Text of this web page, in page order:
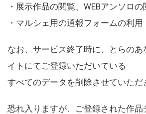
・展示作品の閲覧、WEBアンソロの
・マルシェ用の通報フォームの利用
なお、サービス終了時に、とらのあ
イトにてご登録いただいている
すべてのデータを削除させていただ
恐れ入りますが、ご登録された作品